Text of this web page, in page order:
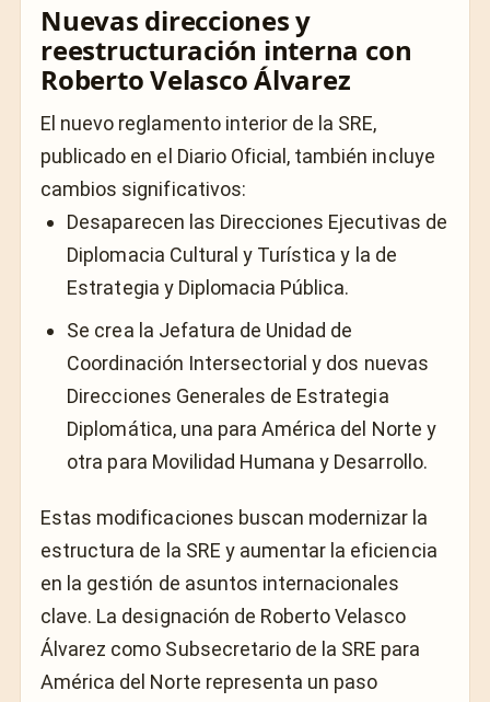
Nuevas direcciones y
reestructuración interna con
Roberto Velasco Álvarez
El nuevo reglamento interior de la SRE,
publicado en el Diario Oficial, también incluye
cambios significativos:
Desaparecen las Direcciones Ejecutivas de
Diplomacia Cultural y Turística y la de
Estrategia y Diplomacia Pública.
Se crea la Jefatura de Unidad de
Coordinación Intersectorial y dos nuevas
Direcciones Generales de Estrategia
Diplomática, una para América del Norte y
otra para Movilidad Humana y Desarrollo.
Estas modificaciones buscan modernizar la
estructura de la SRE y aumentar la eficiencia
en la gestión de asuntos internacionales
clave. La designación de Roberto Velasco
Álvarez como Subsecretario de la SRE para
América del Norte representa un paso